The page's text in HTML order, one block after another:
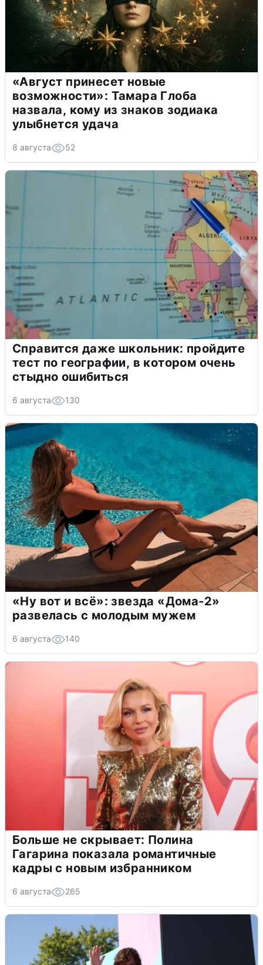
«Август принесет новые
возможности»: Тамара Глоба
назвала, кому из знаков зодиака
улыбнется удача
8 августа 52
Справится даже школьник: пройдите
тест по географии, в котором очень
стыдно ошибиться
6 августа 130
«Ну вот и всё»: звезда «Дома-2»
развелась с молодым мужем
6 августа 140
Больше не скрывает: Полина
Гагарина показала романтичные
кадры с новым избранником
6 августа 265